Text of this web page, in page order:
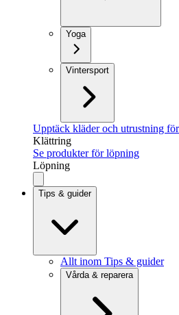
Yoga
Vintersport
Upptäck kläder och utrustning
Klättring
Se produkter för löpning
Löpning
Tips & guider
Allt inom Tips & guider
Vårda & reparera